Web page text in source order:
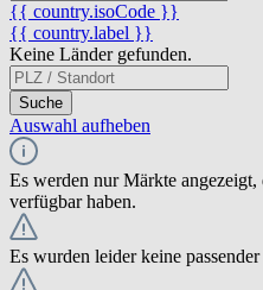
{{ country.isoCode }}
{{ country.label }}
Keine Länder gefunden.
Suche
Auswahl aufheben
Es werden nur Märkte
verfügbar haben.
Es wurden leider keine